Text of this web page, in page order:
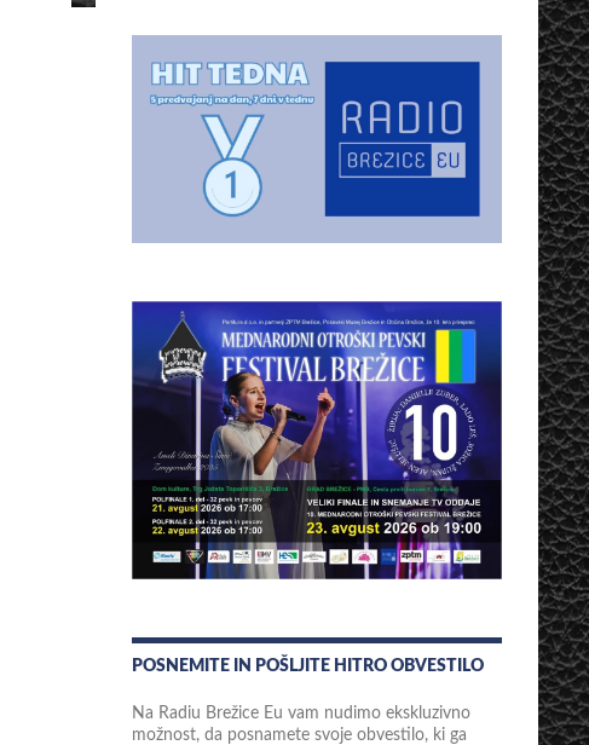
POSNEMITE IN POŠLJITE HITRO OBVESTILO
Na Radiu Brežice Eu vam nudimo ekskluzivno
možnost, da posnamete svoje obvestilo, ki ga